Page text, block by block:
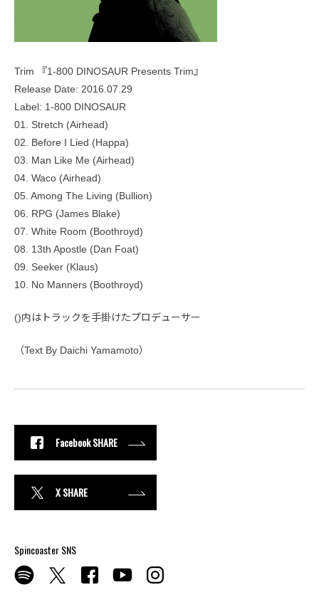
Trim 『1-800 DINOSAUR Presents Trim』
Release Date: 2016.07.29
Label: 1-800 DINOSAUR
01. Stretch (Airhead)
02. Before I Lied (Happa)
03. Man Like Me (Airhead)
04. Waco (Airhead)
05. Among The Living (Bullion)
06. RPG (James Blake)
07. White Room (Boothroyd)
08. 13th Apostle (Dan Foat)
09. Seeker (Klaus)
10. No Manners (Boothroyd)
()内はトラックを手掛けたプロデューサー
（Text By Daichi Yamamoto）
Facebook SHARE
X SHARE
Spincoaster SNS